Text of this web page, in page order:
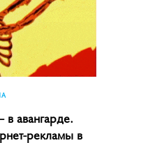
в авангарде.
рекламы в